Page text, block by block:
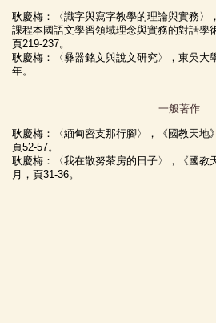
耿慶梅：〈識字與寫字教學的理論與實務〉
課程本國語文學習領域理念與實務的對話學
頁219-237。
耿慶梅：〈彝器銘文與說文研究〉，東吳大
年。
一般著作
耿慶梅：〈緬甸密支那行腳〉，《國教天地
頁52-57。
耿慶梅：〈我在散努茶房的日子〉，《國教
月，頁31-36。